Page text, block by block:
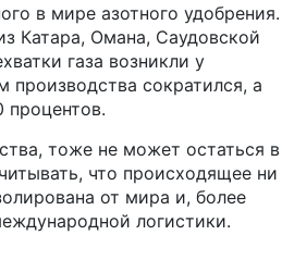
в мире азотного удобрения.
Катара, Омана, Саудовской
газа возникли у
сократился, а
тоже не может остаться в
что происходящее ни
от мира и, более
логистики.